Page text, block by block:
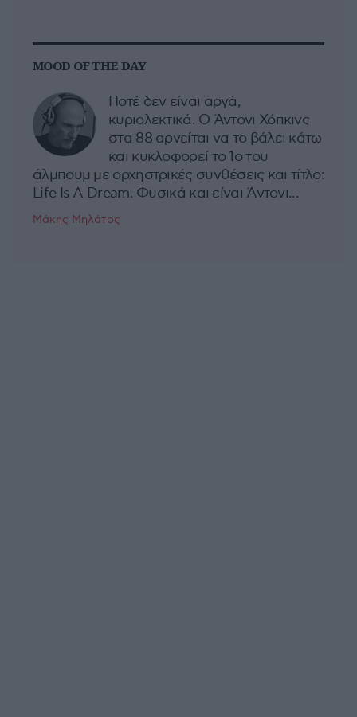
MOOD OF THE DAY
Ποτέ δεν είναι αργά,
κυριολεκτικά. Ο Άντονι Χόπκινς
στα 88 αρνείται να το βάλει κάτω
και κυκλοφορεί το 1ο του
άλμπουμ με ορχηστρικές συνθέσεις και τίτλο:
Life Is A Dream. Φυσικά και είναι Άντονι...
Μάκης Μηλάτος